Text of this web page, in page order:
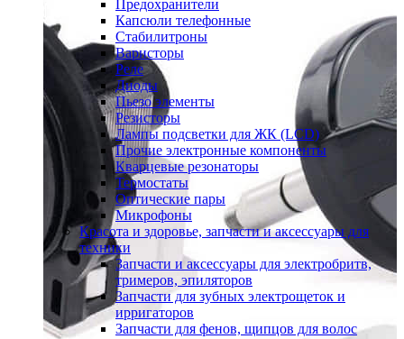
Предохранители
Капсюли телефонные
Стабилитроны
Варисторы
Реле
Диоды
Пьезо элементы
Резисторы
Лампы подсветки для ЖК (LCD)
Прочие электронные компоненты
Кварцевые резонаторы
Термостаты
Оптические пары
Микрофоны
Красота и здоровье, запчасти и аксессуары для
техники
Запчасти и аксессуары для электробритв,
тримеров, эпиляторов
Запчасти для зубных электрощеток и
ирригаторов
Запчасти для фенов, щипцов для волос